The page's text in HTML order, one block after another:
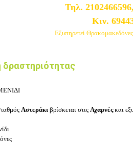
Τηλ.
Κιν.
Εξυπηρετεί
δραστηριότητας
Αστεράκι βρίσκεται στις Αχαρνέςκαι